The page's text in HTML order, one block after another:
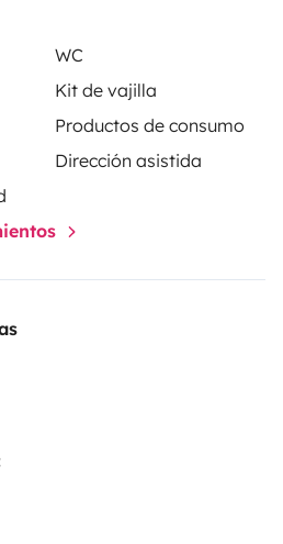
WC
Kit de vajilla
Productos de consumo
Dirección asistida